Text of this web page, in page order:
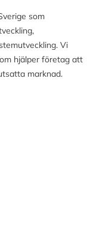
som
Vi
hjälper företag att
marknad.